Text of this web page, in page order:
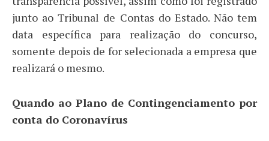
junto ao Tribunal de Contas do Estado. Não tem
data específica para realização do concurso,
somente depois de for selecionada a empresa que
realizará o mesmo.
Quando ao Plano de Contingenciamento por
conta do Coronavírus